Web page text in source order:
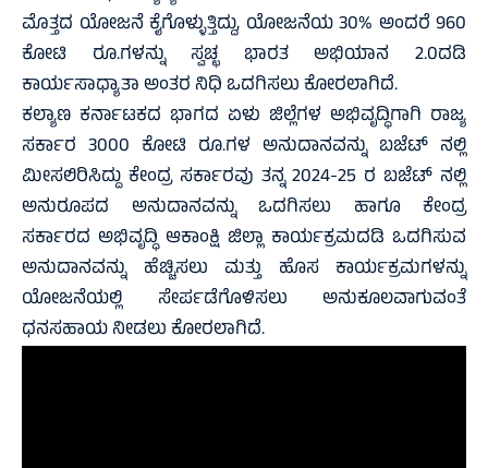
ಮೊತ್ತದ ಯೋಜನೆ ಕೈಗೊಳ್ಳುತ್ತಿದ್ದು, ಯೋಜನೆಯ 30% ಅಂದರೆ 960
ಕೋಟಿ ರೂ.ಗಳನ್ನು ಸ್ವಚ್ಛ ಭಾರತ ಅಭಿಯಾನ 2.0ದಡಿ
ಕಾರ್ಯಸಾಧ್ಯಾತಾ ಅಂತರ ನಿಧಿ ಒದಗಿಸಲು ಕೋರಲಾಗಿದೆ.
ಕಲ್ಯಾಣ ಕರ್ನಾಟಕದ ಭಾಗದ ಏಳು ಜಿಲ್ಲೆಗಳ ಅಭಿವೃದ್ಧಿಗಾಗಿ ರಾಜ್ಯ
ಸರ್ಕಾರ 3000 ಕೋಟಿ ರೂ.ಗಳ ಅನುದಾನವನ್ನು ಬಜೆಟ್ ನಲ್ಲಿ
ಮೀಸಲಿರಿಸಿದ್ದು ಕೇಂದ್ರ ಸರ್ಕಾರವು ತನ್ನ 2024-25 ರ ಬಜೆಟ್ ನಲ್ಲಿ
ಅನುರೂಪದ ಅನುದಾನವನ್ನು ಒದಗಿಸಲು ಹಾಗೂ ಕೇಂದ್ರ
ಸರ್ಕಾರದ ಅಭಿವೃದ್ಧಿ ಆಕಾಂಕ್ಷಿ ಜಿಲ್ಲಾ ಕಾರ್ಯಕ್ರಮದಡಿ ಒದಗಿಸುವ
ಅನುದಾನವನ್ನು ಹೆಚ್ಚಿಸಲು ಮತ್ತು ಹೊಸ ಕಾರ್ಯಕ್ರಮಗಳನ್ನು
ಯೋಜನೆಯಲ್ಲಿ ಸೇರ್ಪಡೆಗೊಳಿಸಲು ಅನುಕೂಲವಾಗುವಂತೆ
ಧನಸಹಾಯ ನೀಡಲು ಕೋರಲಾಗಿದೆ.